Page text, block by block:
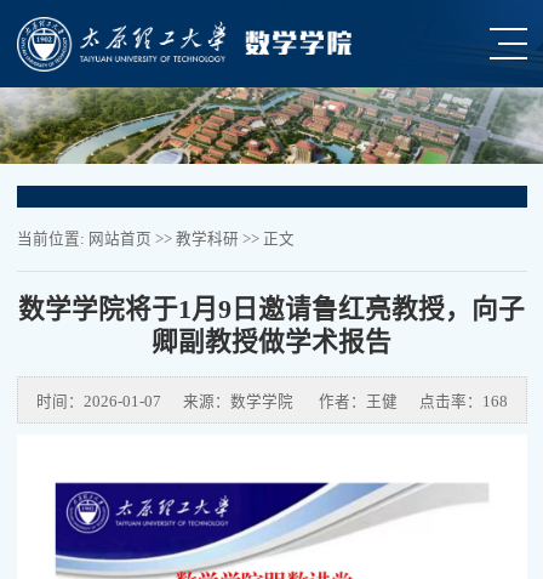
当前位置: 网站首页 >> 教学科研 >> 正文
数学学院将于1月9日邀请鲁红亮教授，向子
卿副教授做学术报告
时间：2026-01-07 来源：数学学院 作者：王健 点击率： 168